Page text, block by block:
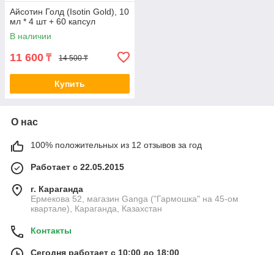
Айсотин Голд (Isotin Gold), 10
мл * 4 шт + 60 капсул
В наличии
11 600 ₸ 14 500 ₸
Купить
О нас
100% положительных из 12 отзывов за год
Работает с 22.05.2015
г. Караганда
Ермекова 52, магазин Ganga ("Гармошка" на 45-ом
квартале), Караганда, Казахстан
Контакты
Сегодня работает с 10:00 до 18:00